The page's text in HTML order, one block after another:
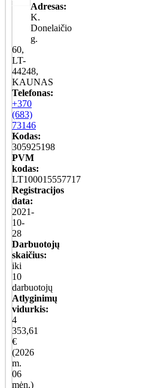
Adresas:
K.
Donelaičio
g.
60,
LT-
44248,
KAUNAS
Telefonas:
+370
(683)
73146
Kodas:
305925198
PVM
kodas:
LT100015557717
Registracijos
data:
2021-
10-
28
Darbuotojų
skaičius:
iki
10
darbuotojų
Atlyginimų
vidurkis:
4
353,61
€
(2026
m.
06
mėn.)